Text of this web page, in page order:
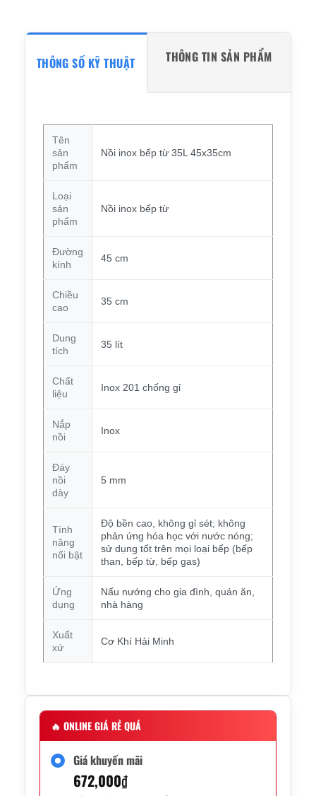
THÔNG SỐ KỸ THUẬT THÔNG TIN SẢN PHẨM
Tên
sản
phẩm
Nồi inox bếp từ 35L 45x35cm
Loại
sản
phẩm
Nồi inox bếp từ
Đường
kính
45 cm
Chiều
cao
35 cm
Dung
tích
35 lít
Chất
liệu
Inox 201 chống gỉ
Nắp
nồi
Inox
Đáy
nồi
dày
5 mm
Tính
năng
nổi bật
Độ bền cao, không gỉ sét; không
phản ứng hóa học với nước nóng;
sử dụng tốt trên mọi loại bếp (bếp
than, bếp từ, bếp gas)
Ứng
dụng
Nấu nướng cho gia đình, quán ăn,
nhà hàng
Xuất
xứ
Cơ Khí Hải Minh
🔥 ONLINE GIÁ RẺ QUÁ
Giá khuyến mãi
672,000₫